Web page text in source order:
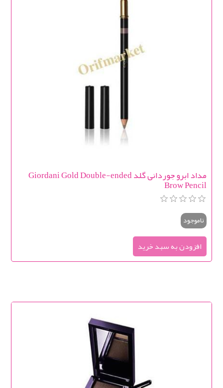
مداد ابرو جوردانی گلد Giordani Gold Double-ended
Brow Pencil
ناموجود